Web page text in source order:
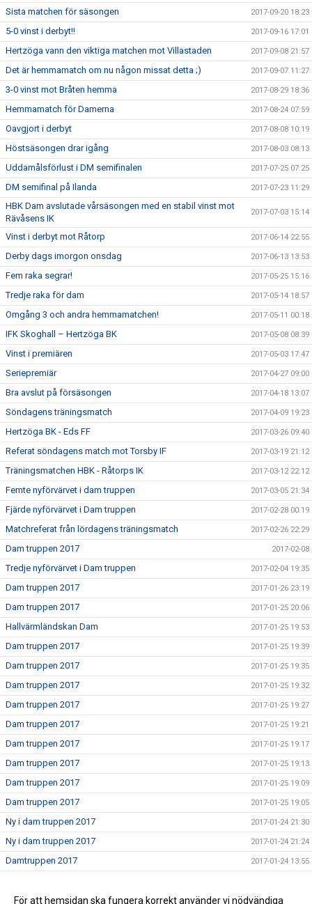
Sista matchen för säsongen 2017-09-20 18:23
5-0 vinst i derbyt!! 2017-09-16 17:01
Hertzöga vann den viktiga matchen mot Villastaden 2017-09-08 21:57
Det är hemmamatch om nu någon missat detta ;) 2017-09-07 11:27
3-0 vinst mot Bråten hemma 2017-08-29 18:36
Hemmamatch för Damerna 2017-08-24 07:59
Oavgjort i derbyt 2017-08-08 10:19
Höstsäsongen drar igång 2017-08-03 08:13
Uddamålsförlust i DM semifinalen 2017-07-25 07:25
DM semifinal på Ilanda 2017-07-23 11:29
HBK Dam avslutade vårsäsongen med en stabil vinst mot
Rävåsens IK
2017-07-03 15:14
Vinst i derbyt mot Råtorp 2017-06-14 22:55
Derby dags imorgon onsdag 2017-06-13 13:53
Fem raka segrar! 2017-05-25 15:16
Tredje raka för dam 2017-05-14 18:57
Omgång 3 och andra hemmamatchen! 2017-05-11 00:18
IFK Skoghall – Hertzöga BK 2017-05-08 08:39
Vinst i premiären 2017-05-03 17:47
Seriepremiär 2017-04-27 09:00
Bra avslut på försäsongen 2017-04-18 13:07
Söndagens träningsmatch 2017-04-09 19:23
Hertzöga BK - Eds FF 2017-03-26 09:40
Referat söndagens match mot Torsby IF 2017-03-19 21:12
Träningsmatchen HBK - Råtorps IK 2017-03-12 22:12
Femte nyförvärvet i dam truppen 2017-03-05 21:34
Fjärde nyförvärvet i Dam truppen 2017-02-28 00:19
Matchreferat från lördagens träningsmatch 2017-02-26 22:29
Dam truppen 2017 2017-02-08
Tredje nyförvärvet i Dam truppen 2017-02-04 19:35
Dam truppen 2017 2017-01-26 23:19
Dam truppen 2017 2017-01-25 20:06
Hallvärmländskan Dam 2017-01-25 19:53
Dam truppen 2017 2017-01-25 19:39
Dam truppen 2017 2017-01-25 19:35
Dam truppen 2017 2017-01-25 19:32
Dam truppen 2017 2017-01-25 19:27
Dam truppen 2017 2017-01-25 19:21
Dam truppen 2017 2017-01-25 19:17
Dam truppen 2017 2017-01-25 19:13
Dam truppen 2017 2017-01-25 19:09
Dam truppen 2017 2017-01-25 19:05
Ny i dam truppen 2017 2017-01-24 21:30
Ny i dam truppen 2017 2017-01-24 21:24
Damtruppen 2017 2017-01-24 13:55
Nu börjar vi sätta truppen 2017 2017-01-24 00:17
För att hemsidan ska fungera korrekt använder vi nödvändiga